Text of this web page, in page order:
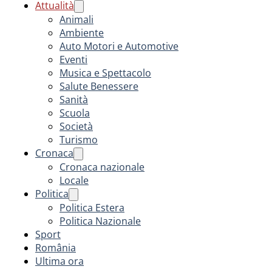
Attualità
Animali
Ambiente
Auto Motori e Automotive
Eventi
Musica e Spettacolo
Salute Benessere
Sanità
Scuola
Società
Turismo
Cronaca
Cronaca nazionale
Locale
Politica
Politica Estera
Politica Nazionale
Sport
România
Ultima ora